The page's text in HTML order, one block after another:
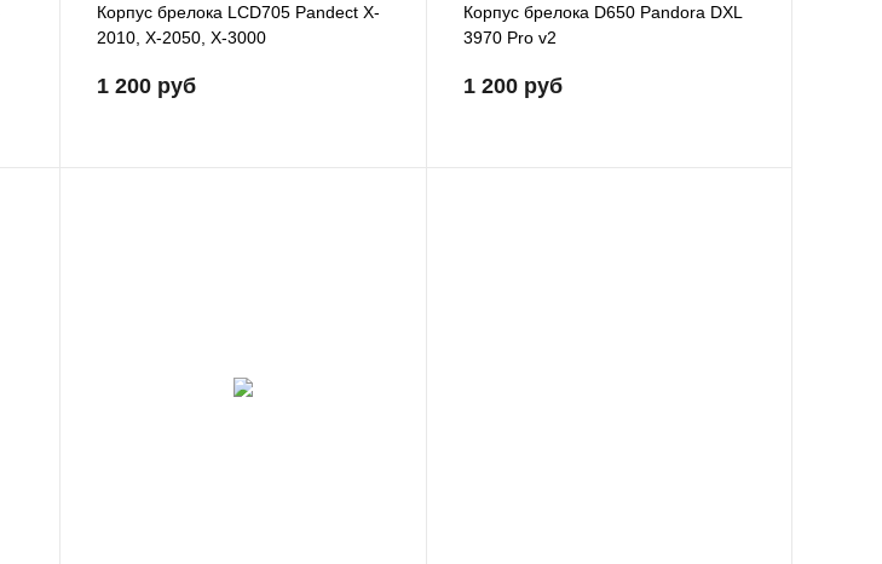
Корпус брелока LCD705 Pandect X-
2010, X-2050, X-3000
1 200 руб
Корпус брелока D650 Pandora DXL
3970 Pro v2
1 200 руб